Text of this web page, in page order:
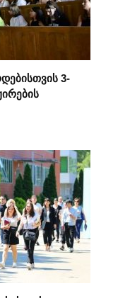
3-